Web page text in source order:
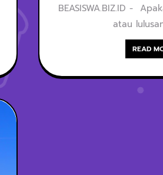
Gaji
BEASISWA.BIZ.ID -
atau
READ